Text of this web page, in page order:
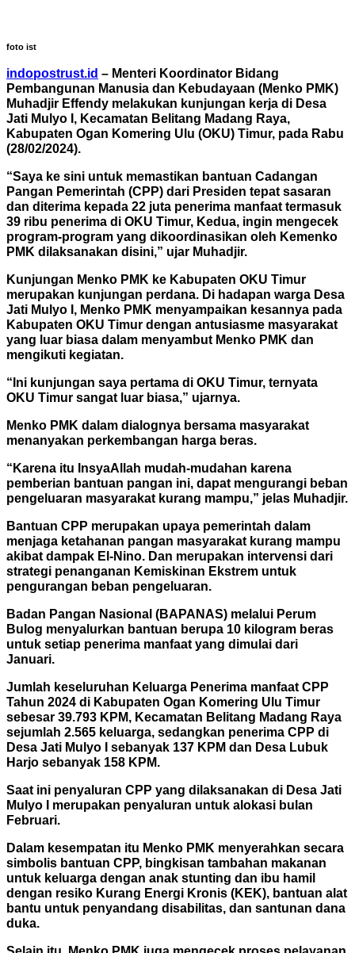
foto ist
indopostrust.id – Menteri Koordinator Bidang
Pembangunan Manusia dan Kebudayaan (Menko PMK)
Muhadjir Effendy melakukan kunjungan kerja di Desa
Jati Mulyo I, Kecamatan Belitang Madang Raya,
Kabupaten Ogan Komering Ulu (OKU) Timur, pada Rabu
(28/02/2024).
“Saya ke sini untuk memastikan bantuan Cadangan
Pangan Pemerintah (CPP) dari Presiden tepat sasaran
dan diterima kepada 22 juta penerima manfaat termasuk
39 ribu penerima di OKU Timur, Kedua, ingin mengecek
program-program yang dikoordinasikan oleh Kemenko
PMK dilaksanakan disini,” ujar Muhadjir.
Kunjungan Menko PMK ke Kabupaten OKU Timur
merupakan kunjungan perdana. Di hadapan warga Desa
Jati Mulyo I, Menko PMK menyampaikan kesannya pada
Kabupaten OKU Timur dengan antusiasme masyarakat
yang luar biasa dalam menyambut Menko PMK dan
mengikuti kegiatan.
“Ini kunjungan saya pertama di OKU Timur, ternyata
OKU Timur sangat luar biasa,” ujarnya.
Menko PMK dalam dialognya bersama masyarakat
menanyakan perkembangan harga beras.
“Karena itu InsyaAllah mudah-mudahan karena
pemberian bantuan pangan ini, dapat mengurangi beban
pengeluaran masyarakat kurang mampu,” jelas Muhadjir.
Bantuan CPP merupakan upaya pemerintah dalam
menjaga ketahanan pangan masyarakat kurang mampu
akibat dampak El-Nino. Dan merupakan intervensi dari
strategi penanganan Kemiskinan Ekstrem untuk
pengurangan beban pengeluaran.
Badan Pangan Nasional (BAPANAS) melalui Perum
Bulog menyalurkan bantuan berupa 10 kilogram beras
untuk setiap penerima manfaat yang dimulai dari
Januari.
Jumlah keseluruhan Keluarga Penerima manfaat CPP
Tahun 2024 di Kabupaten Ogan Komering Ulu Timur
sebesar 39.793 KPM, Kecamatan Belitang Madang Raya
sejumlah 2.565 keluarga, sedangkan penerima CPP di
Desa Jati Mulyo I sebanyak 137 KPM dan Desa Lubuk
Harjo sebanyak 158 KPM.
Saat ini penyaluran CPP yang dilaksanakan di Desa Jati
Mulyo I merupakan penyaluran untuk alokasi bulan
Februari.
Dalam kesempatan itu Menko PMK menyerahkan secara
simbolis bantuan CPP, bingkisan tambahan makanan
untuk keluarga dengan anak stunting dan ibu hamil
dengan resiko Kurang Energi Kronis (KEK), bantuan alat
bantu untuk penyandang disabilitas, dan santunan dana
duka.